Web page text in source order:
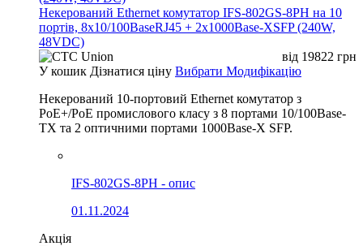
Некерований Ethernet комутатор IFS-802GS-8PH на 10
портів, 8x10/100BaseRJ45 + 2x1000Base-XSFP (240W,
48VDC)
від 19822 грн
У кошик Дізнатися ціну Вибрати Модифікацію
Некерований 10-портовий Ethernet комутатор з
PoE+/PoE промислового класу з 8 портами 10/100Base-
TX та 2 оптичними портами 1000Base-X SFP.
IFS-802GS-8PH - опис
01.11.2024
Акція